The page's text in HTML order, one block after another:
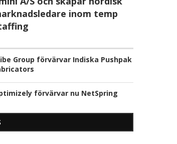
inom temp
Group förvärvar Indiska Pushpak
förvärvar nu NetSpring